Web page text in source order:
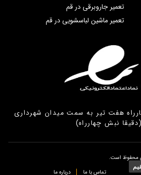
تعمیر جاروبرقی در قم
تعمیر ماشین لباسشویی در قم
هفت تیر به سمت میدان شهرداری
(دقیقا نبش چهارراه)
محفوظ است.
تماس با ما
درباره ما